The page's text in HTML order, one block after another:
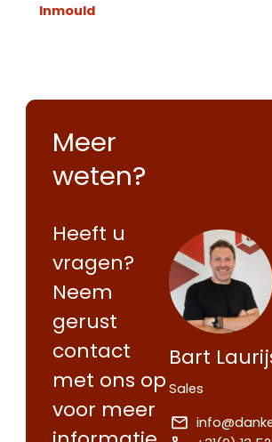
Inmould
Meer
weten?
Heeft u
vragen?
Neem
gerust
contact
met ons op
voor meer
Bart
Sales